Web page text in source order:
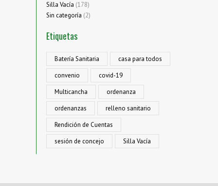
Silla Vacía (178)
Sin categoría (2)
Etiquetas
Batería Sanitaria
casa para todos
convenio
covid-19
Multicancha
ordenanza
ordenanzas
relleno sanitario
Rendición de Cuentas
sesión de concejo
Silla Vacía